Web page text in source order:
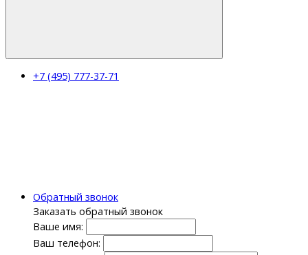
+7 (495) 777-37-71
Обратный звонок
Заказать обратный звонок
Ваше имя:
Ваш телефон: